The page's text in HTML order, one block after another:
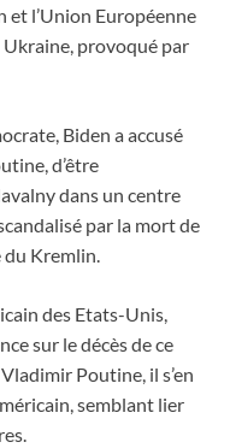
l’Union Européenne
provoqué par
Biden a accusé
d’être
dans un centre
par la mort de
du Kremlin.
des Etats-Unis,
sur le décès de ce
Poutine, il s’en
semblant lier